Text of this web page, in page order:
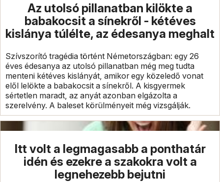
Az utolsó pillanatban kilökte a
babakocsit a sínekről - kétéves
kislánya túlélte, az édesanya meghalt
Szívszorító tragédia történt Németországban: egy 26
éves édesanya az utolsó pillanatban még meg tudta
menteni kétéves kislányát, amikor egy közeledő vonat
elől lelökte a babakocsit a sínekről. A kisgyermek
sértetlen maradt, az anyát azonban elgázolta a
szerelvény. A baleset körülményeit még vizsgálják.
Itt volt a legmagasabb a ponthatár
idén és ezekre a szakokra volt a
legnehezebb bejutni